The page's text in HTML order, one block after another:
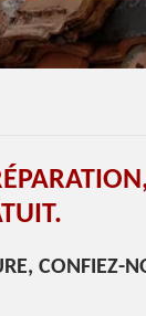
CONFIEZ-